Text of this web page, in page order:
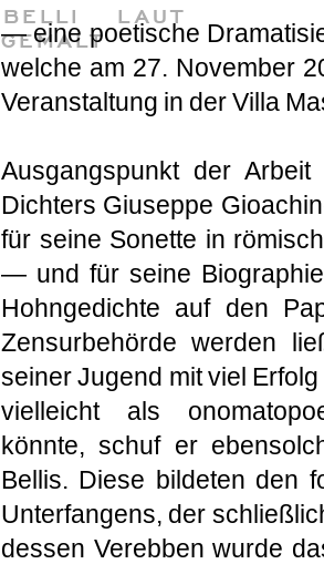
BELLI LAUT
GEMALT
— eine poetische
welche am 27. November
Veranstaltung in der Villa
Ausgangspunkt der
Dichters Giuseppe
für seine Sonette in
— und für seine
Hohngedichte auf den
Zensurbehörde werden
seiner Jugend mit viel
vielleicht als
könnte, schuf er
Bellis. Diese bildeten den
Unterfangens, der
dessen Verebben wurde